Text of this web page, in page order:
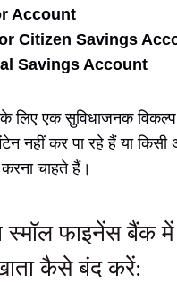
Account
Citizen Savings
Savings Account
के लिए एक सुविधाजनक
नहीं कर पा रहे हैं या किसी
चाहते हैं।
स्मॉल फाइनेंस बैंक
कैसे बंद करें: